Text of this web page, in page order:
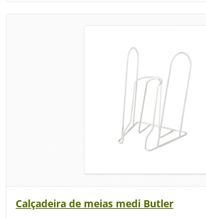
Calçadeira de meias medi Butler